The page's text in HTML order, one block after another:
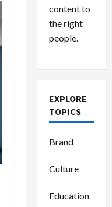
content to
the right
people.
EXPLORE
TOPICS
Brand
Culture
Education